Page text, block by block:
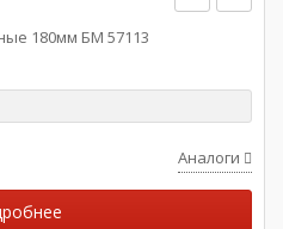
180мм БМ 57113
Аналоги